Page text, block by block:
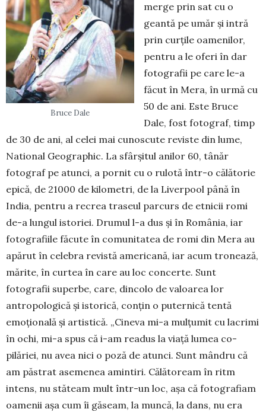
Bruce Dale
merge prin sat cu o
gean­tă pe umăr și intră
prin curțile oamenilor,
pentru a le oferi în dar
fotografii pe care le-a
făcut în Mera, în urmă cu
50 de ani. Este Bruce
Dale, fost fo­tograf, timp
de 30 de ani, al celei mai cunoscute re­viste din lume,
National Geographic. La sfârșitul anilor 60, tânăr
fotograf pe atunci, a pornit cu o rulotă într-o că­lătorie
epică, de 21000 de kilo­metri, de la Li­verpool până în
India, pentru a recrea traseul parcurs de et­ni­cii romi
de-a lun­gul istoriei. Drumul l-a dus și în România, iar
fotografiile fă­cute în co­mu­nitatea de romi din Mera au
a­pă­rut în cele­bra revistă ame­ri­cană, iar acum tronează,
mă­ri­te, în curtea în care au loc concerte. Sunt
fotografii superbe, care, dincolo de valoarea lor
antropo­lo­gică și istorică, conțin o puternică tentă
emoțională și artistică. „Cineva mi-a mulțumit cu lacrimi
în ochi, mi-a spus că i-am readus la viață lumea co­
pilăriei, nu avea nici o poză de atunci. Sunt mân­dru că
am păstrat asemenea amintiri. Călătoream în ritm
intens, nu stăteam mult într-un loc, așa că fotografiam
oamenii așa cum îi găseam, la muncă, la dans, nu era